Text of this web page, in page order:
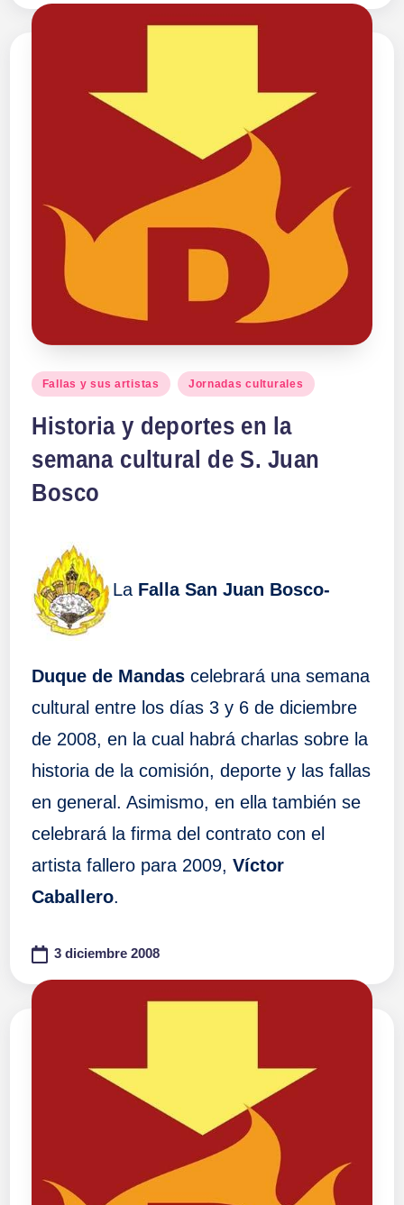
Publicado
Fallas y sus artistas Jornadas culturales
Historia y deportes en la
semana cultural de S. Juan
Bosco
La Falla San Juan Bosco-
Duque de Mandascelebrará una semana
cultural entre los días 3 y 6 de diciembre
de 2008, en la cual habrá charlas sobre la
historia de la comisión, deporte y las fallas
en general. Asimismo, en ella también se
celebrará la firma del contrato con el
artista fallero para 2009, Víctor
Caballero.
3 diciembre 2008